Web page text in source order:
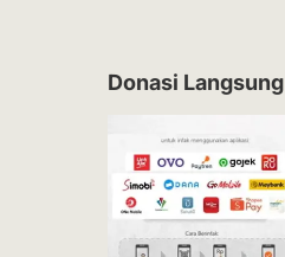
Donasi Langsung